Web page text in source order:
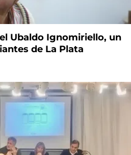
Ubaldo Ignomiriello, un
de La Plata